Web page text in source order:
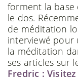
forment la
le dos.
de méditation
interviewé pour
la méditation
ses articles sur
Fredric : Visitez